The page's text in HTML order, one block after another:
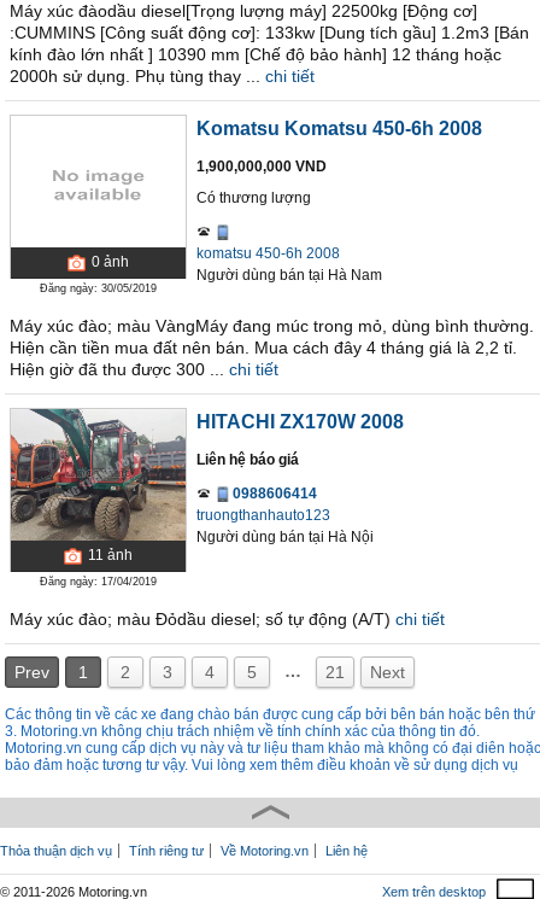
Máy xúc đàodầu diesel[Trọng lượng máy] 22500kg [Động cơ]
:CUMMINS [Công suất động cơ]: 133kw [Dung tích gầu] 1.2m3 [Bán
kính đào lớn nhất ] 10390 mm [Chế độ bảo hành] 12 tháng hoặc
2000h sử dụng. Phụ tùng thay ...
chi tiết
0 ảnh
Đăng ngày: 30/05/2019
Komatsu Komatsu 450-6h 2008
1,900,000,000 VND
Có thương lượng
komatsu 450-6h 2008
Người dùng bán tại Hà Nam
Máy xúc đào; màu VàngMáy đang múc trong mỏ, dùng bình thường.
Hiện cần tiền mua đất nên bán. Mua cách đây 4 tháng giá là 2,2 tỉ.
Hiện giờ đã thu được 300 ...
chi tiết
11 ảnh
Đăng ngày: 17/04/2019
HITACHI ZX170W 2008
Liên hệ báo giá
0988606414
truongthanhauto123
Người dùng bán tại Hà Nội
Máy xúc đào; màu Đỏdầu diesel; số tự động (A/T) chi tiết
Prev 1 2 3 4 5 … 21 Next
Các thông tin về các xe đang chào bán được cung cấp bởi bên bán hoặc bên thứ
3. Motoring.vn không chịu trách nhiệm về tính chính xác của thông tin đó.
Motoring.vn cung cấp dịch vụ này và tư liệu tham khảo mà không có đại diên hoặc
bảo đảm hoặc tương tư vậy. Vui lòng xem thêm điều khoản về sử dụng dịch vụ
Thỏa thuận dịch vụ Tính riêng tư Về Motoring.vn Liên hệ
© 2011-2026 Motoring.vn Xem trên desktop